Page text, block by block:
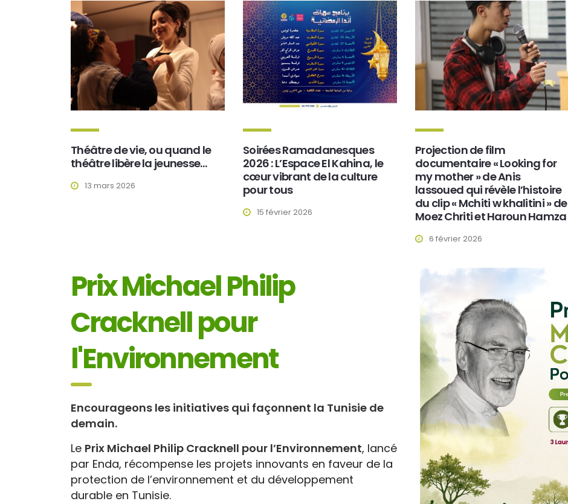
Théâtre de vie, ou quand le
théâtre libère la jeunesse…
13 mars 2026
Soirées Ramadanesques
2026 : L’Espace El Kahina, le
cœur vibrant de la culture
pour tous
15 février 2026
Projection de film
documentaire « Looking for
my mother » de Anis
lassoued qui révèle l’histoire
du clip « Mchiti w khalitini » de
Moez Chriti et Haroun Hamza
6 février 2026
Prix Michael Philip
Cracknell pour
l'Environnement
Encourageons les initiatives qui façonnent la Tunisie de
demain.
Le Prix Michael Philip Cracknell pour l’Environnement, lancé
par Enda, récompense les projets innovants en faveur de la
protection de l’environnement et du développement
durable en Tunisie.